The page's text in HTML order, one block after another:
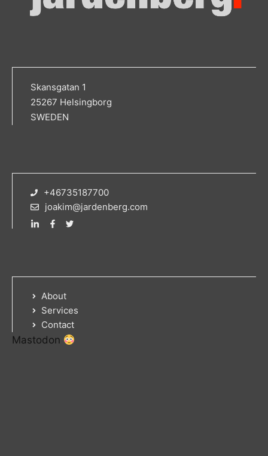
Skansgatan 1
25267 Helsingborg
SWEDEN
+46735187700
joakim@jardenberg.com
About
Services
Contact
Mastodon